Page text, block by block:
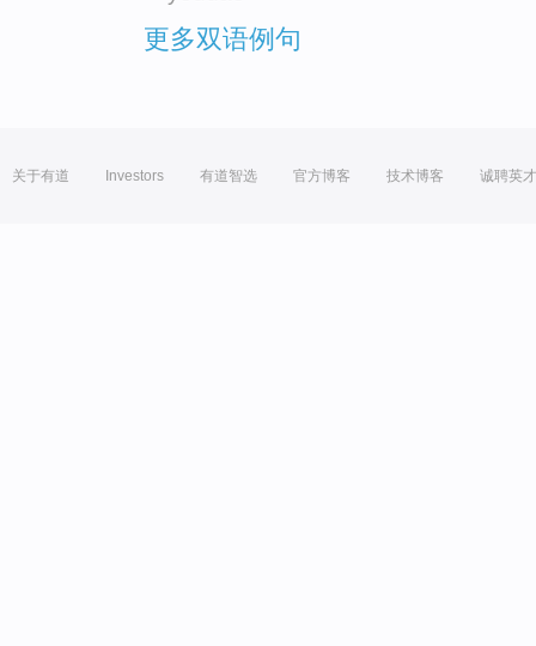
更多双语例句
关于有道 Investors 有道智选 官方博客 技术博客 诚聘英才